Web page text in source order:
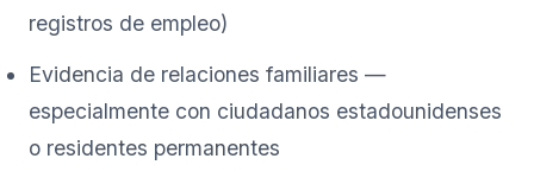
registros de empleo)
Evidencia de relaciones familiares —
especialmente con ciudadanos estadounidenses
o residentes permanentes